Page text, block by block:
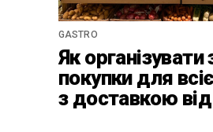
GASTRO
Як організувати
покупки для
з доставкою